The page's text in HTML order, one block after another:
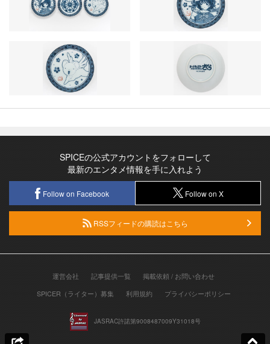
SPICEの公式アカウントをフォローして
最新のエンタメ情報を手に入れよう
Follow on Facebook Follow on X
RSSフィードの購読はこちら
運営会社 記事提供一覧
掲載依頼 / お問い合わせ
SPICER（ライター）募集
利用規約 プライバシーポリシー
JASRAC許諾第9008487009Y31018号